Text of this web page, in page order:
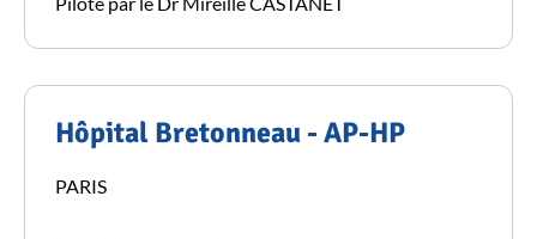
Hôpital Bretonneau - AP-HP
PARIS